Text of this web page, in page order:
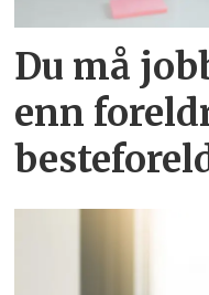
Du må
enn